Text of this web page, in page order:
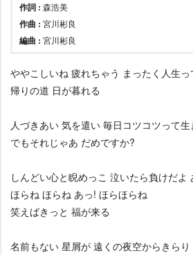
作詞 : 森浩美
作曲 : 宮川彬良
編曲 : 宮川彬良
こしいね 疲れちゃう まったく人生っ
帰りの道 日が暮れる
人づきあい 気を遣い 毎日コツコツって生
でもそれじゃあ だめですか?
しんどい心と睨めっこ 泣いたら負けだよ
ほらね ほらね あっ! ほらほらね
笑えばきっと 福が来る
名前もない 星屑が 遠くの夜空からきらり